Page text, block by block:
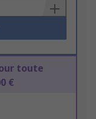
toute
€